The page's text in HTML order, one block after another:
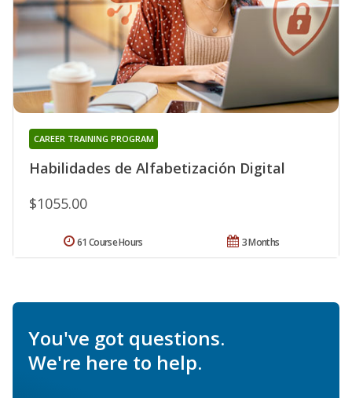
Habilidades de Alfabetización Digital
CAREER TRAINING PROGRAM
$1055.00
3 Months
61 Course Hours
You've got questions.
We're here to help.